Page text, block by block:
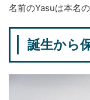
名前のYasuは本名の
誕生から